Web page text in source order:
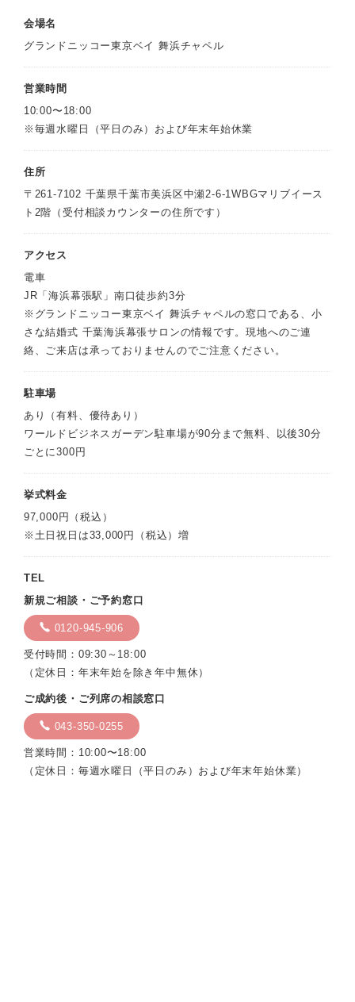
会場名
グランドニッコー東京ベイ 舞浜チャペル
営業時間
10:00〜18:00
※毎週水曜日（平日のみ）および年末年始休業
住所
〒261-7102 千葉県千葉市美浜区中瀬2-6-1WBGマリブイース
ト2階（受付相談カウンターの住所です）
アクセス
電車
JR「海浜幕張駅」南口徒歩約3分
※グランドニッコー東京ベイ 舞浜チャペルの窓口である、小
さな結婚式 千葉海浜幕張サロンの情報です。現地へのご連
絡、ご来店は承っておりませんのでご注意ください。
駐車場
あり（有料、優待あり）
ワールドビジネスガーデン駐車場が90分まで無料、以後30分
ごとに300円
挙式料金
97,000円（税込）
※土日祝日は33,000円（税込）増
TEL
新規ご相談・ご予約窓口
0120-945-906
受付時間：09:30～18:00
（定休日：年末年始を除き年中無休）
ご成約後・ご列席の相談窓口
043-350-0255
営業時間：10:00〜18:00
（定休日：毎週水曜日（平日のみ）および年末年始休業）